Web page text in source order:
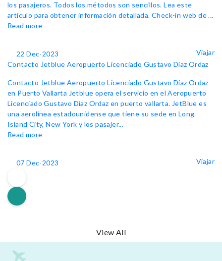
los pasajeros. Todos los métodos son sencillos. Lea este
artículo para obtener información detallada. Check-in web de ...
Read more
22 Dec-2023
Viajar
Contacto Jetblue Aeropuerto Licenciado Gustavo Díaz Ordaz
Contacto Jetblue Aeropuerto Licenciado Gustavo Díaz Ordaz
en Puerto Vallarta Jetblue opera el servicio en el Aeropuerto
Licenciado Gustavo Díaz Ordaz en puerto vallarta. JetBlue es
una aerolínea estadounidense que tiene su sede en Long
Island City, New York y los pasajer...
Read more
07 Dec-2023 Viajar
View All